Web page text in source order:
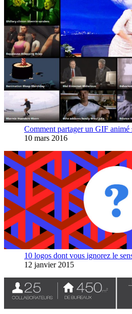
Comment partager un GIF animé
10 mars 2016
10 logos dont vous ignorez le
12 janvier 2015